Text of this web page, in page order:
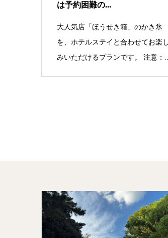
は予約困難の...
大人気店「ほうせき箱」のかき氷
を、ホテルステイと合わせてお楽し
みいただけるプランです。 注意：